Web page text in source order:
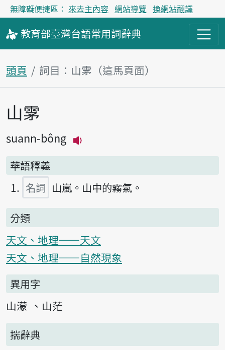
無障礙便捷區： 來去主內容 網站導覽 換網站翻譯
教育部臺灣台語常用詞辭典
頭頁 詞目：山雺（這馬頁面）
主內容區
山雺
suann-bông
華語釋義
名詞 山嵐。山中的霧氣。
分類
天文、地理——天文
天文、地理——自然現象
異用字
山濛
山茫
揣辭典